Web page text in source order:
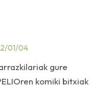
01/04
gure
komiki bitxiak